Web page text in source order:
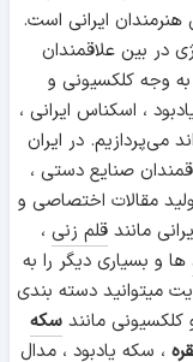
ایرانی است.
در بین علاقمندان
وجه کلکسیونی و
، اسکناس ایرانی ،
می‌پردازیم. در ایران
صنایع دستی ،
مقالات اختصاصی و
مانندقلم زنی ،
ها و بسیاری دیگر را به
میتوانید دسته بندی
کلکسیونی مانند سکه
، سکه یادبود ، مدال